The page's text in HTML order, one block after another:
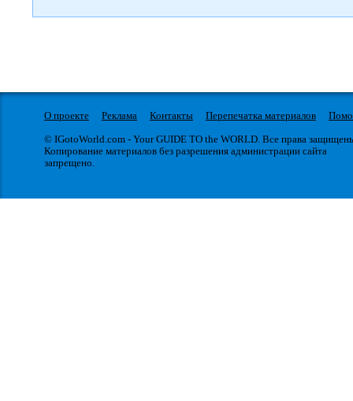
О проекте Реклама Контакты Перепечатка материалов
© IGotoWorld.com - Your GUIDE TO the WORLD. Все права
Копирование материалов без разрешения администрации сайта
запрещено.